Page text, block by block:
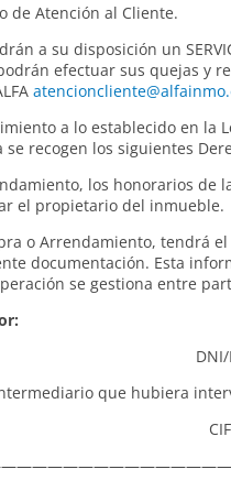
de Atención al Cliente.
a su disposición un
efectuar sus quejas y
a lo establecido en la
se recogen los siguientes
los honorarios de
el propietario del inmueble.
o Arrendamiento, tendrá
documentación. Esta
se gestiona entre
DNI/
que hubiera
CIF